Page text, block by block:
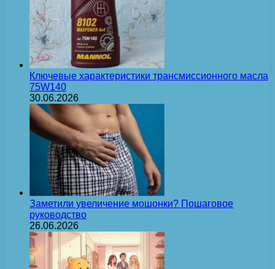
Ключевые характеристики трансмиссионного масла
75W140
30.06.2026
Заметили увеличение мошонки? Пошаговое
руководство
26.06.2026